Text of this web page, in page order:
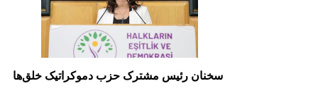
سخنان رئیس مشترک حزب دموکراتیک خلق‌ها